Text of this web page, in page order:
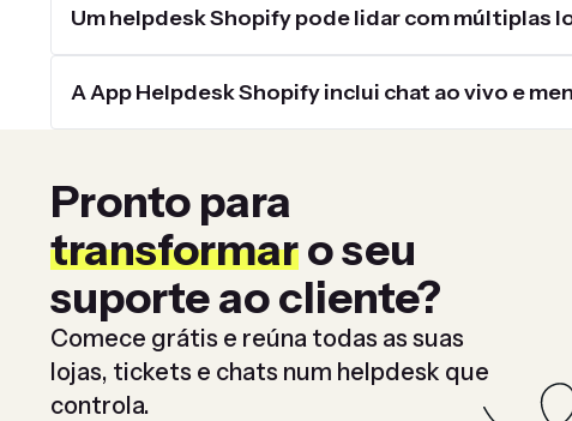
Um helpdesk Shopify pode lidar com múltiplas
A App Helpdesk Shopify inclui chat ao vivo e
Pronto para
transformaro seu
suporte ao cliente?
Comece grátis e reúna todas as suas
lojas, tickets e chats num helpdesk que
controla.